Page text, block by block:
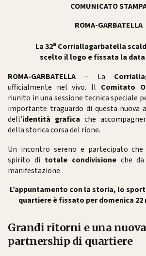
COMUNICATO
ROMA-GARBATELLA
La 32a Corriallagarbatella
scelto il logo e fissata la
ROMA-GARBATELLA – La
ufficialmente nel vivo. Il Comitato
riunito in una sessione tecnica speciale
importante traguardo di questa nuova
dell’identità grafica che
della storica corsa del rione.
Un incontro sereno e partecipato
spirito di totale condivisioneche da
manifestazione.
L’appuntamento con la storia, lo
quartiere è fissato per domenica 22
Grandi ritorni e una nuova
partnership di quartiere